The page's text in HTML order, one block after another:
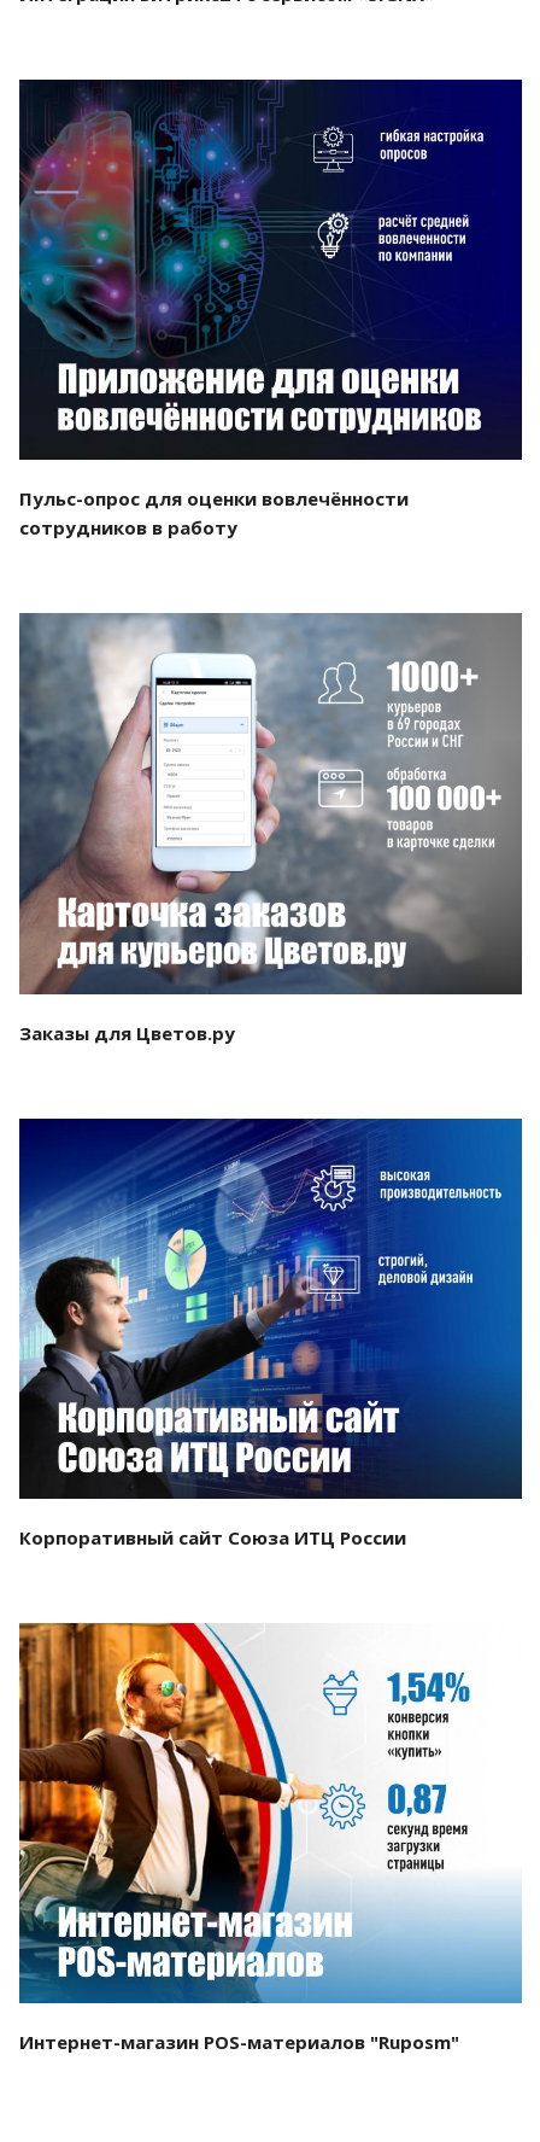
Смотреть проект
Пульс-опрос для оценки вовлечённости
сотрудников в работу
Смотреть проект
Заказы для Цветов.ру
Смотреть проект
Корпоративный сайт Союза ИТЦ России
Смотреть проект
Интернет-магазин POS-материалов "Ruposm"